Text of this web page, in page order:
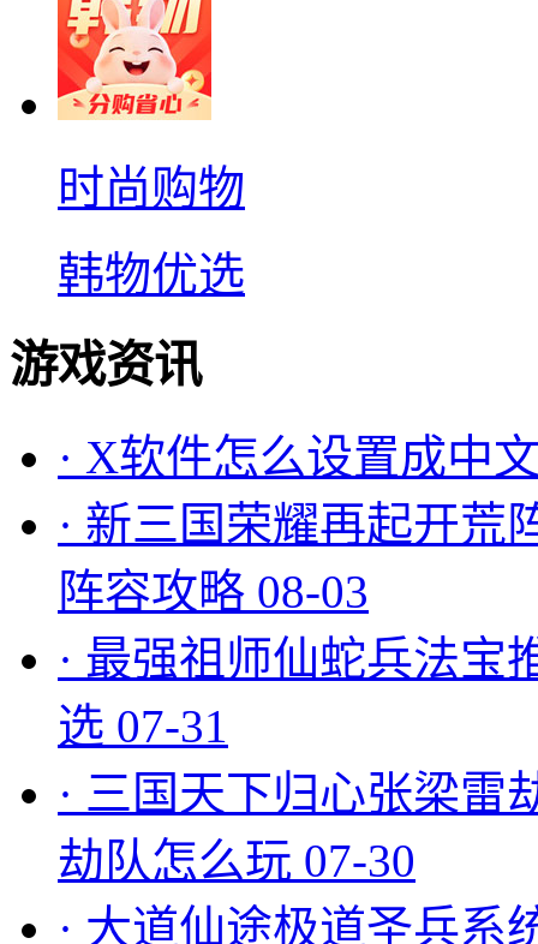
时尚购物
韩物优选
游戏资讯
· X软件怎么设置成中
· 新三国荣耀再起开荒
阵容攻略 08-03
· 最强祖师仙蛇兵法宝
选 07-31
· 三国天下归心张梁雷
劫队怎么玩 07-30
· 大道仙途极道圣兵系